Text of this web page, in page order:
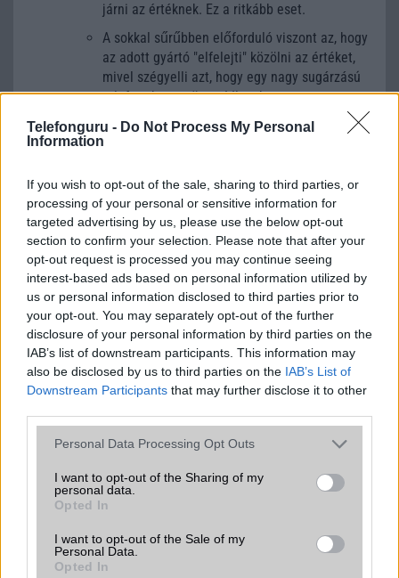
Telefonguru - Do Not Process My Personal
Information
If you wish to opt-out of the sale, sharing to third parties, or
processing of your personal or sensitive information for
targeted advertising by us, please use the below opt-out
section to confirm your selection. Please note that after your
opt-out request is processed you may continue seeing
interest-based ads based on personal information utilized by
us or personal information disclosed to third parties prior to
your opt-out. You may separately opt-out of the further
disclosure of your personal information by third parties on the
IAB’s list of downstream participants. This information may
also be disclosed by us to third parties on the IAB’s List of
Downstream Participants that may further disclose it to other
Please note that this website/app uses one or more Google
not limited to your visit or usage behaviour. You may click to
grant or deny consent to Google and its third-party tags to
use your data for below specified purposes in below Google
consent section.
Personal Data Processing Opt Outs
I want to opt-out of the Sharing of my
personal data.
Opted In
I want to opt-out of the Sale of my
Personal Data.
Opted In
járni az értéknek. Ez a ritkább eset.
A sokkal sűrűbben előforduló viszont az, hogy
az adott gyártó "elfelejti" közölni az értéket,
mivel szégyelli azt, hogy egy nagy sugárzású
telefont hozott össze! Ilyenkor nagy
valószínűséggel 1,3 feletti értéket produkál a
telefon, ami a nagy dumások (azaz sokat
akku Akkumulátor aksi android
apple bluetooth chipset dropbox
ellopott telefon
elveszett telefon
folyadékkristályos technológia
főzött rom
google google play gorilla glass gps
metaverzum
operációs rendszer rom